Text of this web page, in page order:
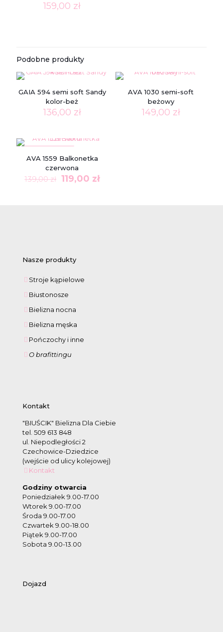
159,00 zł
Podobne produkty
GAIA 594 semi soft Sandy
kolor-beż
136,00 zł
AVA 1030 semi-soft
beżowy
149,00 zł
AVA 1559 Balkonetka
czerwona
139,00zł Pierwotna
119,00 złAktualna
Nasze produkty
Stroje kąpielowe
Biustonosze
Bielizna nocna
Bielizna męska
Pończochy i inne
O brafittingu
Kontakt
"BIUŚCIK" Bielizna Dla Ciebie
tel. 509 613 848
ul. Niepodległości 2
Czechowice-Dziedzice
(wejście od ulicy kolejowej)
Kontakt
Godziny otwarcia
Poniedziałek 9.00-17.00
Wtorek 9.00-17.00
Środa 9.00-17.00
Czwartek 9.00-18.00
Piątek 9.00-17.00
Sobota 9.00-13.00
Dojazd